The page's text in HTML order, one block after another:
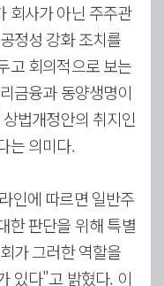
회사가 아닌 주주관
정성 강화 조치를
고 회의적으로 보는
금융과 동양생명이
법개정안의 취지인
는 의미다.
인에 따르면 일반주
한 판단을 위해 특별
가 그러한 역할을
있다"고 밝혔다. 이